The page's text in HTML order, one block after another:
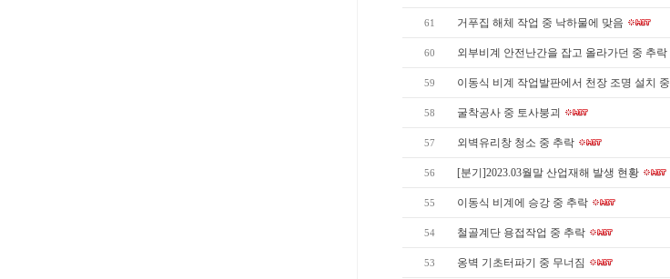
61 거푸집 해체 작업 중 낙하물에 맞음
60 외부비계 안전난간을 잡고 올라가던 중 추락
59 이동식 비계 작업발판에서 천장 조명 설치
58 굴착공사 중 토사붕괴
57 외벽유리창 청소 중 추락
56 [분기]2023.03월말 산업재해 발생 현황
55 이동식 비계에 승강 중 추락
54 철골계단 용접작업 중 추락
53 옹벽 기초터파기 중 무너짐